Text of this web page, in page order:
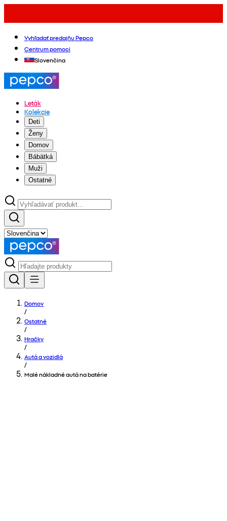
Vyhľadať predajňu Pepco
Centrum pomoci
Slovenčina
Leták
Kolekcie
Deti
Ženy
Domov
Bábätká
Muži
Ostatné
Domov
/
Ostatné
/
Hračky
/
Autá a vozidlá
/
Malé nákladné autá na batérie